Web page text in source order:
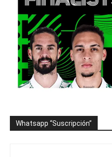
Whatsapp “Suscripción”